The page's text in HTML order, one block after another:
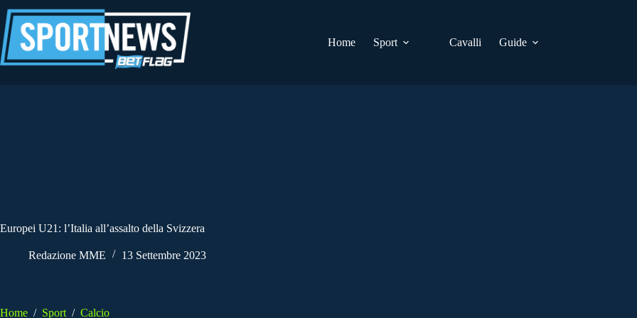
al
contenuto
Home
Sport Cavalli Guide
Europei U21: l’Italia all’assalto della Svizzera
Redazione MME 13 Settembre 2023
Home / Sport / Calcio